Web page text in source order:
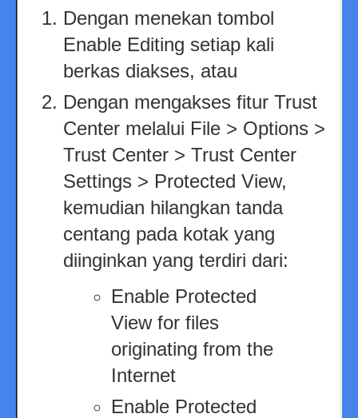
Dengan menekan tombol
Enable Editing setiap kali
berkas diakses, atau
Dengan mengakses fitur Trust
Center melalui File > Options >
Trust Center > Trust Center
Settings > Protected View,
kemudian hilangkan tanda
centang pada kotak yang
diinginkan yang terdiri dari:
Enable Protected
View for files
originating from the
Internet
Enable Protected